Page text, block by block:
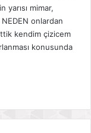
yarısı mimar,
onlardan
kendim çizicem
konusunda